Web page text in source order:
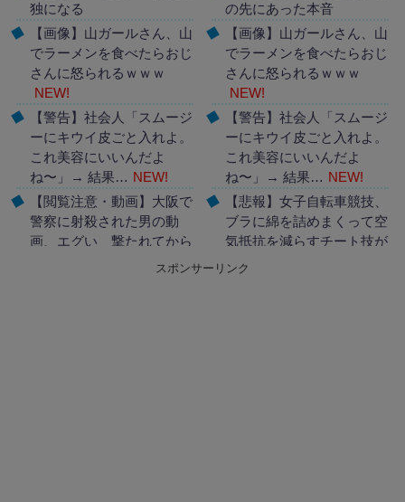
独になる
【画像】山ガールさん、山
でラーメンを食べたらおじ
さんに怒られるｗｗｗ
NEW!
【警告】社会人「スムージ
ーにキウイ皮ごと入れよ。
これ美容にいいんだよ
ね〜」→ 結果…
NEW!
【閲覧注意・動画】大阪で
警察に射殺された男の動
画、エグい 撃たれてから
叫びながら苦しみもがいて
の先にあった本音
【画像】山ガールさん、山
でラーメンを食べたらおじ
さんに怒られるｗｗｗ
NEW!
【警告】社会人「スムージ
ーにキウイ皮ごと入れよ。
これ美容にいいんだよ
ね〜」→ 結果…
NEW!
【悲報】女子自転車競技、
ブラに綿を詰めまくって空
気抵抗を減らすチート技が
発覚ｗｗｗ
スポンサーリンク